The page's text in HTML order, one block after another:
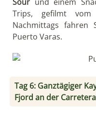
Trips, gefilmt vom
Nachmittags fahren
Puerto Varas.
Tag 6: Ganztägiger
Fjord an der